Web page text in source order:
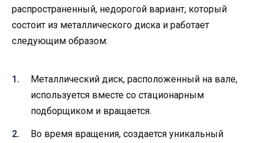
распространенный, недорогой вариант, который
состоит из металлического диска и работает
следующим образом:
Металлический диск, расположенный на вале,
используется вместе со стационарным
подборщиком и вращается.
Во время вращения, создается уникальный